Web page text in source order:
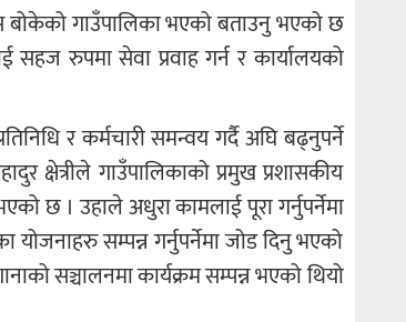
बोकेको गाउँपालिका भएको बताउनु भएको छ
सहज रुपमा सेवा प्रवाह गर्न र कार्यालयको
र कर्मचारी समन्वय गर्दै अघि बढ्नुपर्ने
क्षेत्रीले गाउँपालिकाको प्रमुख प्रशासकीय
छ । उहाले अधुरा कामलाई पूरा गर्नुपर्नेमा
योजनाहरु सम्पन्न गर्नुपर्नेमा जोड दिनु भएको
सञ्चालनमा कार्यक्रम सम्पन्न भएको थियो